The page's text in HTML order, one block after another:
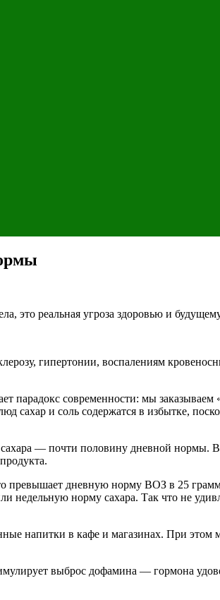
это реальная угроза здоровью и
гипертонии, воспалениям
современности: мы заказываем
сахар и соль содержатся в избытке,
— почти половину дневной нормы.
дневную норму ВОЗ в 25
норму сахара. Так что не
напитки в кафе и магазинах. При
выброс дофамина — гормона